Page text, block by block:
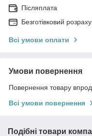
Післяплата
Безготівковий
Всі умови оплати
Умови повернення
Повернення товару
Всі умови повернення
Подібні товари